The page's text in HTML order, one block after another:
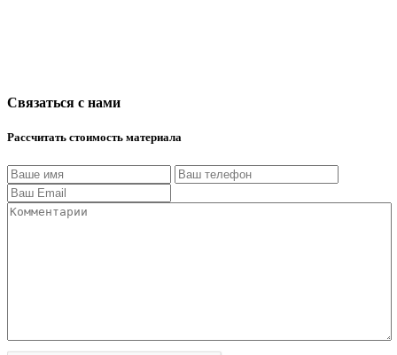
Связаться с нами
Рассчитать стоимость материала